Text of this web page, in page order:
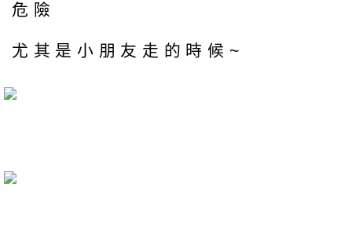
危險
尤其是小朋友走的時候~